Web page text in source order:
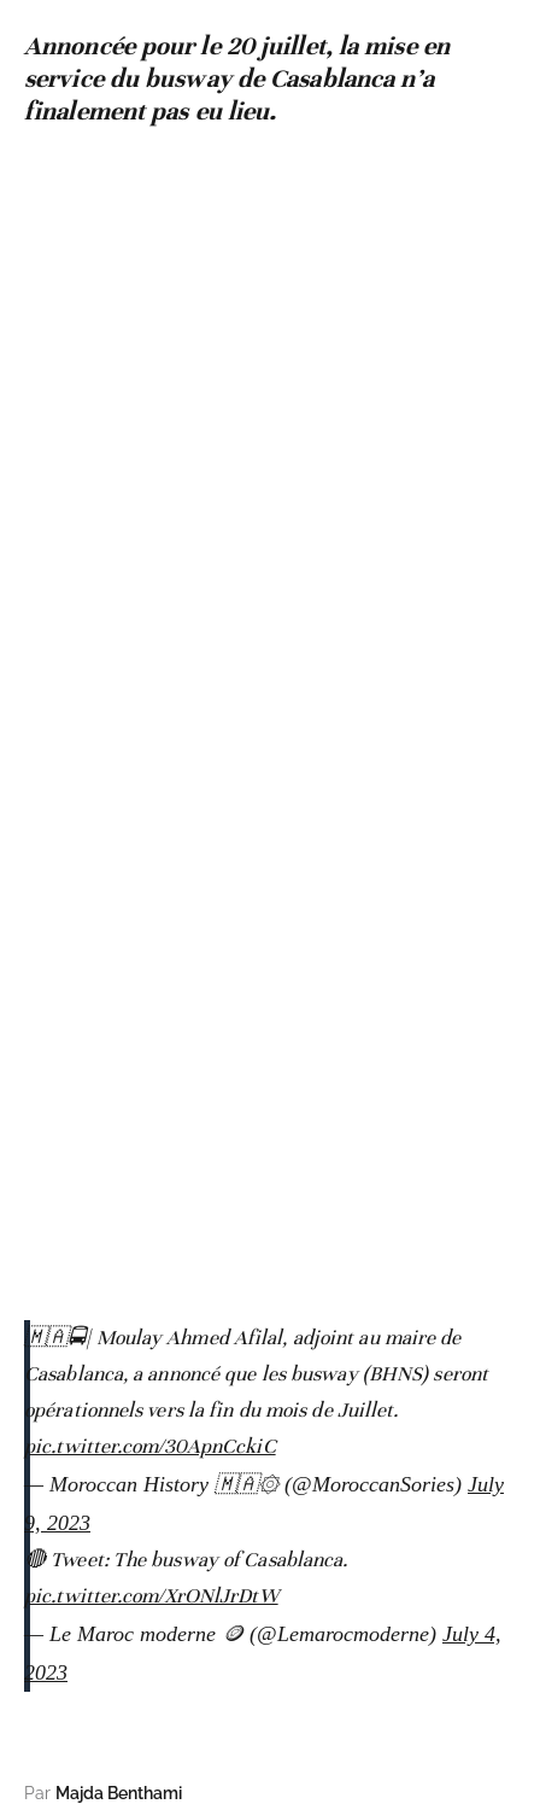
Annoncée pour le 20 juillet, la mise en
service du busway de Casablanca n’a
finalement pas eu lieu.
🇲🇦🚍| Moulay Ahmed Afilal, adjoint au maire de
Casablanca, a annoncé que les busway (BHNS) seront
opérationnels vers la fin du mois de Juillet.
pic.twitter.com/30ApnCckiC
— Moroccan History 🇲🇦۞ (@MoroccanSories) July
9, 2023
🔴 Tweet: The busway of Casablanca.
pic.twitter.com/XrONlJrDtW
— Le Maroc moderne 🪙 (@Lemarocmoderne) July 4,
2023
Par Majda Benthami